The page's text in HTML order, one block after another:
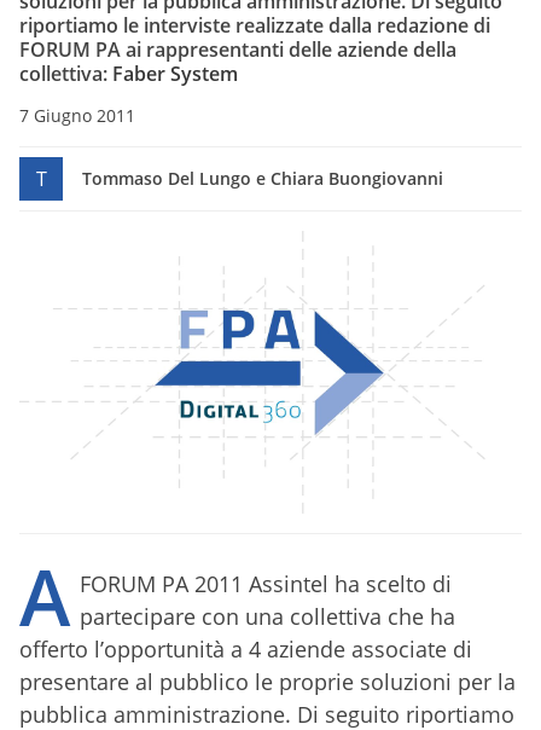
riportiamo le interviste realizzate dalla redazione di
FORUM PA ai rappresentanti delle aziende della
collettiva: Faber System
7 Giugno 2011
T Tommaso Del Lungo e Chiara Buongiovanni
A FORUM PA 2011 Assintel ha scelto di
partecipare con una collettiva che ha
offerto l’opportunità a 4 aziende associate di
presentare al pubblico le proprie soluzioni per la
pubblica amministrazione. Di seguito riportiamo